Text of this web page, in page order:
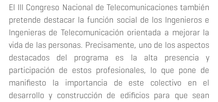
El III Congreso Nacional de Telecomunicaciones también
pretende destacar la función social de los Ingenieros e
Ingenieras de Telecomunicación orientada a mejorar la
vida de las personas. Precisamente, uno de los aspectos
destacados del programa es la alta presencia y
participación de estos profesionales, lo que pone de
manifiesto la importancia de este colectivo en el
desarrollo y construcción de edificios para que sean